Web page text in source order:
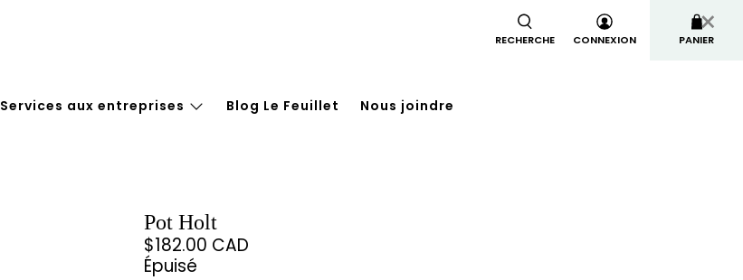
RECHERCHE CONNEXION PANIER
Services aux entreprises Blog Le Feuillet Nous joindre
Pot Holt
$182.00 CAD
Épuisé
×